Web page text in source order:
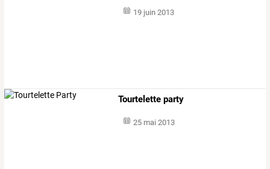
19 juin 2013
Tourtelette party
25 mai 2013